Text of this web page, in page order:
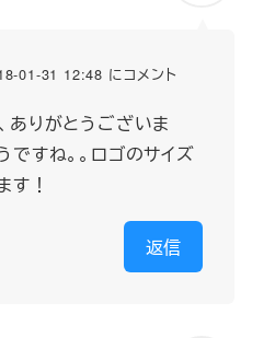
01-31 12:48 にコメント
ありがとうございま
すね。。ロゴのサイズ
す！
返信